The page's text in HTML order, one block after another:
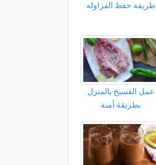
طريقة حفظ الفراوله
عمل الفسيخ بالمنزل
بطريقة أمنة